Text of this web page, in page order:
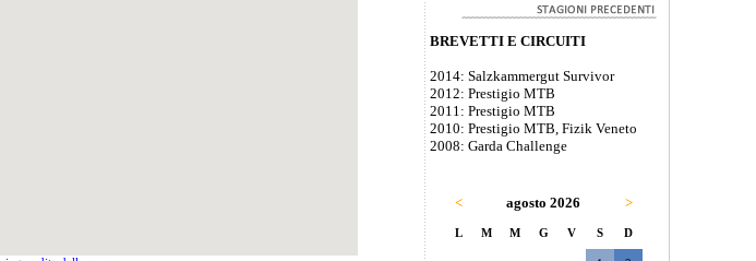
BREVETTI E CIRCUITI
2014: Salzkammergut Survivor
2012: Prestigio MTB
2011: Prestigio MTB
2010: Prestigio MTB, Fizik Veneto
2008: Garda Challenge
< agosto 2026 >
L M M G V S D